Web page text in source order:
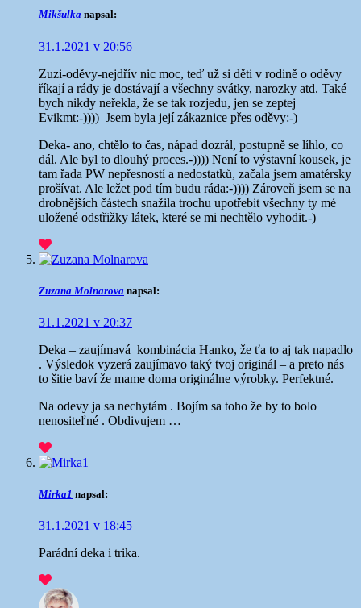
Mikšulka napsal:
31.1.2021 v 20:56
Zuzi-oděvy-nejdřív nic moc, teď už si děti v rodině o oděvy
říkají a rády je dostávají a všechny svátky, narozky atd. Také
bych nikdy neřekla, že se tak rozjedu, jen se zeptej
Evikmt:-)))) Jsem byla její zákaznice přes oděvy:-)
Deka- ano, chtělo to čas, nápad dozrál, postupně se líhlo, co
dál. Ale byl to dlouhý proces.-)))) Není to výstavní kousek, je
tam řada PW nepřesností a nedostatků, začala jsem amatérsky
prošívat. Ale ležet pod tím budu ráda:-)))) Zároveň jsem se na
drobnějších částech snažila trochu upotřebit všechny ty mé
uložené odstřižky látek, které se mi nechtělo vyhodit.-)
Zuzana Molnarova napsal:
31.1.2021 v 20:37
Deka – zaujímavá kombinácia Hanko, že ťa to aj tak napadlo
. Výsledok vyzerá zaujímavo taký tvoj originál – a preto nás
to šitie baví že mame doma originálne výrobky. Perfektné.
Na odevy ja sa nechytám . Bojím sa toho že by to bolo
nenositeľné . Obdivujem …
Mirka1 napsal:
31.1.2021 v 18:45
Parádní deka i trika.